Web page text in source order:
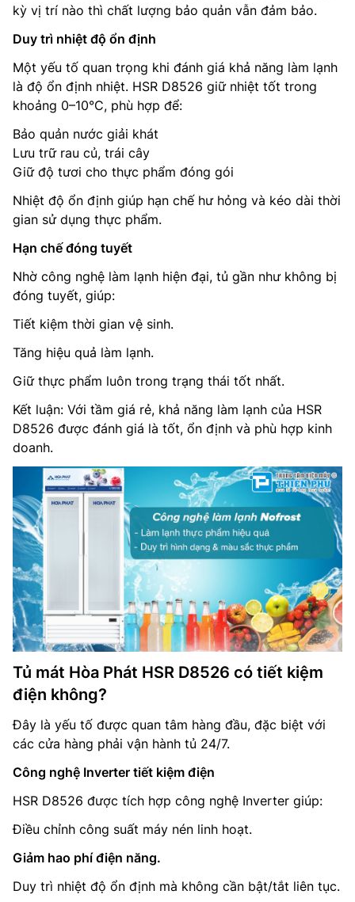
kỳ vị trí nào thì chất lượng bảo quản vẫn đảm bảo.
Duy trì nhiệt độ ổn định
Một yếu tố quan trọng khi đánh giá khả năng làm lạnh
là độ ổn định nhiệt. HSR D8526 giữ nhiệt tốt trong
khoảng 0–10°C, phù hợp để:
Bảo quản nước giải khát
Lưu trữ rau củ, trái cây
Giữ độ tươi cho thực phẩm đóng gói
Nhiệt độ ổn định giúp hạn chế hư hỏng và kéo dài thời
gian sử dụng thực phẩm.
Hạn chế đóng tuyết
Nhờ công nghệ làm lạnh hiện đại, tủ gần như không bị
đóng tuyết, giúp:
Tiết kiệm thời gian vệ sinh.
Tăng hiệu quả làm lạnh.
Giữ thực phẩm luôn trong trạng thái tốt nhất.
Kết luận: Với tầm giá rẻ, khả năng làm lạnh của HSR
D8526 được đánh giá là tốt, ổn định và phù hợp kinh
doanh.
Tủ mát Hòa Phát HSR D8526 có tiết kiệm
điện không?
Đây là yếu tố được quan tâm hàng đầu, đặc biệt với
các cửa hàng phải vận hành tủ 24/7.
Công nghệ Inverter tiết kiệm điện
HSR D8526 được tích hợp công nghệ Inverter giúp:
Điều chỉnh công suất máy nén linh hoạt.
Giảm hao phí điện năng.
Duy trì nhiệt độ ổn định mà không cần bật/tắt liên tục.